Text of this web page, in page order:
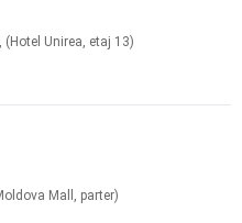
(Hotel Unirea, etaj 13)
Mall, parter)